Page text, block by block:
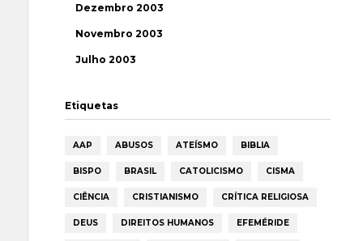
Dezembro 2003
Novembro 2003
Julho 2003
Etiquetas
AAP ABUSOS ATEÍSMO BIBLIA
BISPO BRASIL CATOLICISMO CISMA
CIÊNCIA CRISTIANISMO CRÍTICA RELIGIOSA
DEUS DIREITOS HUMANOS EFEMÉRIDE